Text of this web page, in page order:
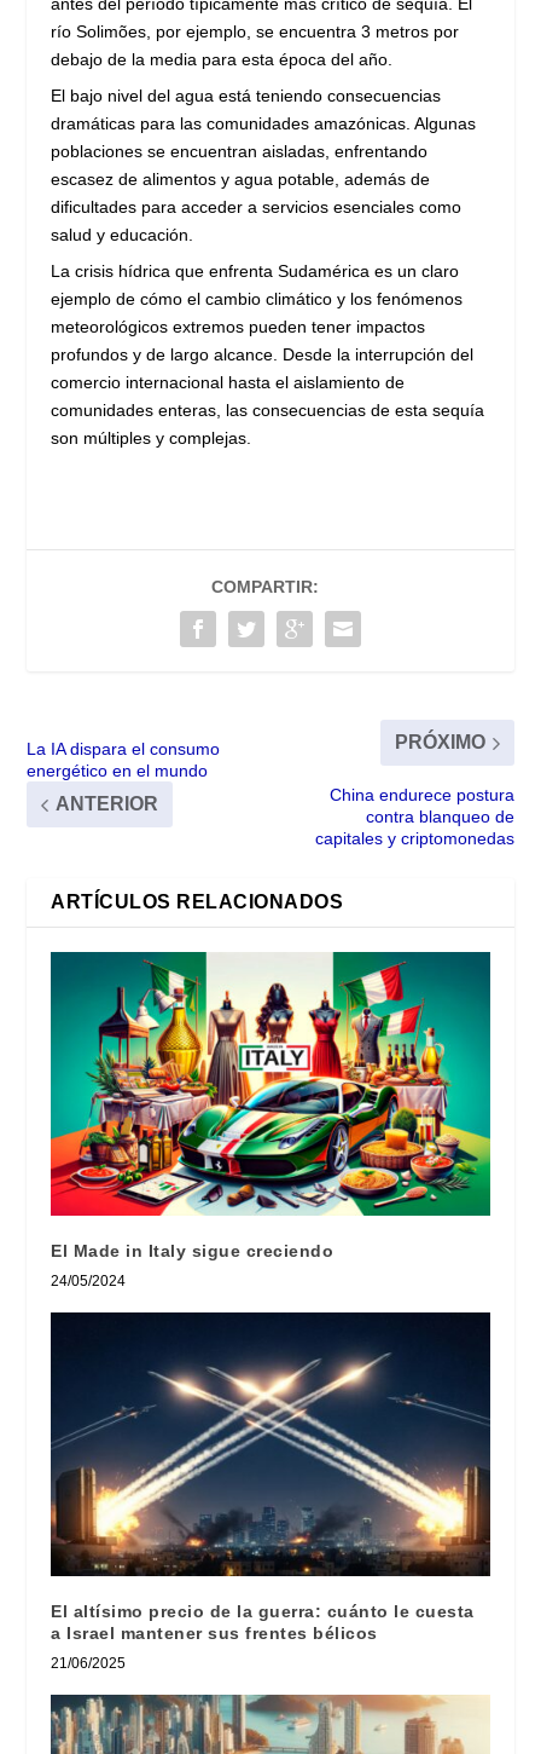
antes del período típicamente más crítico de sequía. El
río Solimões, por ejemplo, se encuentra 3 metros por
debajo de la media para esta época del año.
El bajo nivel del agua está teniendo consecuencias
dramáticas para las comunidades amazónicas. Algunas
poblaciones se encuentran aisladas, enfrentando
escasez de alimentos y agua potable, además de
dificultades para acceder a servicios esenciales como
salud y educación.
La crisis hídrica que enfrenta Sudamérica es un claro
ejemplo de cómo el cambio climático y los fenómenos
meteorológicos extremos pueden tener impactos
profundos y de largo alcance. Desde la interrupción del
comercio internacional hasta el aislamiento de
comunidades enteras, las consecuencias de esta sequía
son múltiples y complejas.
COMPARTIR:
La IA dispara el consumo
energético en el mundo
ANTERIOR
PRÓXIMO
China endurece postura
contra blanqueo de
capitales y criptomonedas
ARTÍCULOS RELACIONADOS
El Made in Italy sigue creciendo
24/05/2024
El altísimo precio de la guerra: cuánto le cuesta
a Israel mantener sus frentes bélicos
21/06/2025